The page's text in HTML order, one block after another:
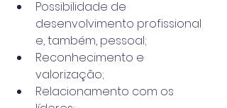
Possibilidade de
desenvolvimento profissional
e, também, pessoal;
Reconhecimento e
valorização;
Relacionamento com os